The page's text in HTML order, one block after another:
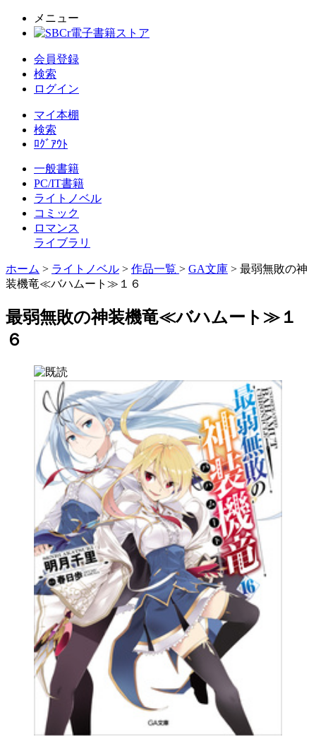
メニュー
会員登録
検索
ログイン
マイ本棚
検索
ﾛｸﾞｱｳﾄ
一般書籍
PC/IT書籍
ライトノベル
コミック
ロマンス
ライブラリ
ホーム > ライトノベル > 作品一覧 > GA文庫 > 最弱無敗の神
装機竜≪バハムート≫１６
最弱無敗の神装機竜≪バハムート≫１
６